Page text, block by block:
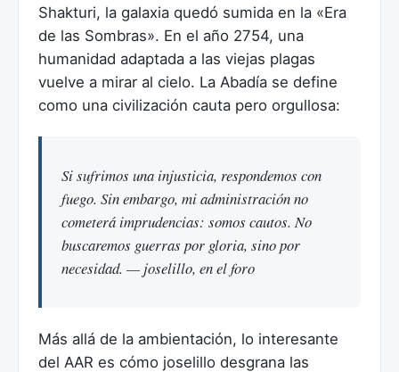
Shakturi, la galaxia quedó sumida en la «Era
de las Sombras». En el año 2754, una
humanidad adaptada a las viejas plagas
vuelve a mirar al cielo. La Abadía se define
como una civilización cauta pero orgullosa:
Si sufrimos una injusticia, respondemos con
fuego. Sin embargo, mi administración no
cometerá imprudencias: somos cautos. No
buscaremos guerras por gloria, sino por
necesidad. — joselillo, en el foro
Más allá de la ambientación, lo interesante
del AAR es cómo joselillo desgrana las